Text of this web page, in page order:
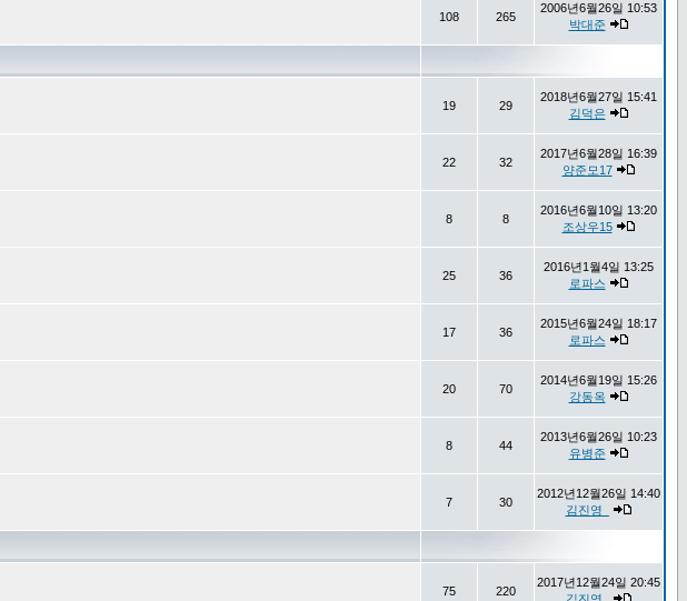
108 265
2006년6월26일 10:53
박대준
19 29
2018년6월27일 15:41
김덕은
22 32
2017년6월28일 16:39
양준모17
8 8
2016년6월10일 13:20
조상우15
25 36
2016년1월4일 13:25
로파스
17 36
2015년6월24일 18:17
로파스
20 70
2014년6월19일 15:26
강동옥
8 44
2013년6월26일 10:23
유병준
7 30
2012년12월26일 14:40
김진영_
75 220
2017년12월24일 20:45